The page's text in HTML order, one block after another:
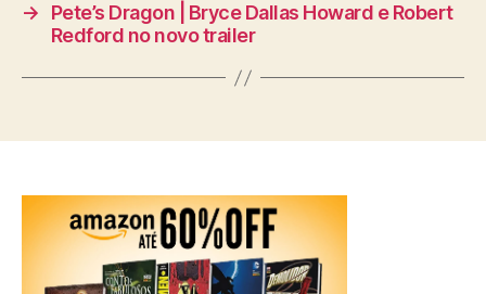
→
Pete’s Dragon | Bryce Dallas Howard e Robert
Redford no novo trailer